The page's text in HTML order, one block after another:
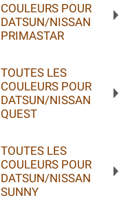
COULEURS POUR
DATSUN/NISSAN
PRIMASTAR
TOUTES LES
COULEURS POUR
DATSUN/NISSAN
QUEST
TOUTES LES
COULEURS POUR
DATSUN/NISSAN
SUNNY